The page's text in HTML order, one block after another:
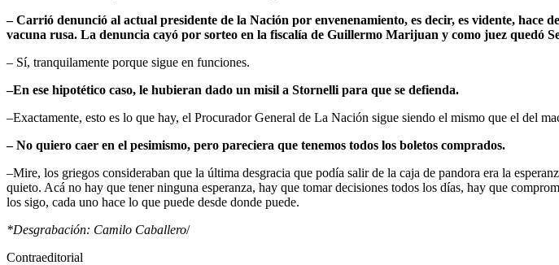
–Carrió denunció al actual presidente de la Nación por envenenamiento, es decir, es vidente, hace
vacuna rusa. La denuncia cayó por sorteo en la fiscalía de Guillermo Marijuan y como juez quedó
– Sí, tranquilamente porque sigue en funciones.
–En ese hipotético caso, le hubieran dado un misil a Stornelli para que se defienda.
–Exactamente, esto es lo que hay, el Procurador General de La Nación sigue siendo el mismo que el del
– No quiero caer en el pesimismo, pero pareciera que tenemos todos los boletos comprados.
–Mire, los griegos consideraban que la última desgracia que podía salir de la caja de pandora era la
quieto. Acá no hay que tener ninguna esperanza, hay que tomar decisiones todos los días, hay que
los sigo, cada uno hace lo que puede desde donde puede.
*Desgrabación: Camilo Caballero/
Contraeditorial